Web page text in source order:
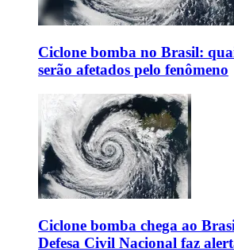
Ciclone bomba no Brasil:
serão afetados pelo fenômeno
Ciclone bomba chega ao
Defesa Civil Nacional faz